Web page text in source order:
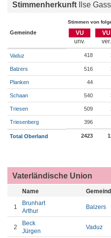
Stimmenherkunft
Ilse
Stimmen von
Gemeinde VU VU
Vaduz 418
Balzers 516
Planken 44
Schaan 540
Triesen 509
Triesenberg 396
Total Oberland 2423
Vaterländische Union
Name
1
Brunhart
Arthur
Balzers
2
Beck
Jürgen
Vaduz